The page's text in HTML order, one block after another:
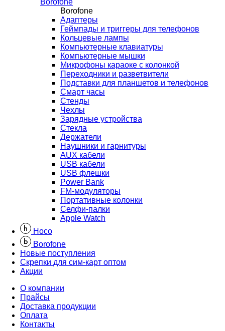
Borofone
Borofone
Адаптеры
Геймпады и триггеры для телефонов
Кольцевые лампы
Компьютерные клавиатуры
Компьютерные мышки
Микрофоны караоке с колонкой
Переходники и разветвители
Подставки для планшетов и телефонов
Смарт часы
Стенды
Чехлы
Зарядные устройства
Стекла
Держатели
Наушники и гарнитуры
AUX кабели
USB кабели
USB флешки
Power Bank
FM-модуляторы
Портативные колонки
Селфи-палки
Apple Watch
Hoco
Borofone
Новые поступления
Скрепки для сим-карт оптом
Акции
О компании
Прайсы
Доставка продукции
Оплата
Контакты